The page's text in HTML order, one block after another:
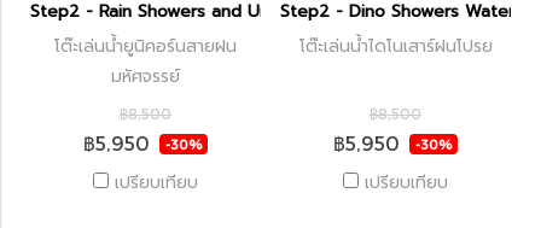
Step2 - Rain Showers and Unicorns Water Table
โต๊ะเล่นน้ำยูนิคอร์นสายฝน
มหัศจรรย์
฿8,500
฿5,950 -30%
เปรียบเทียบ
Step2 - Dino Showers Water
โต๊ะเล่นน้ำไดโนเสาร์ฝนโปรย
฿8,500
฿5,950 -30%
เปรียบเทียบ